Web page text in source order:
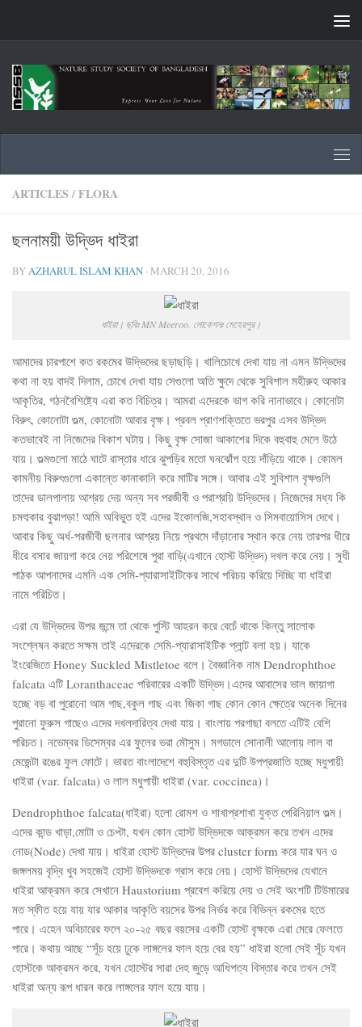
ARTICLES /FLORA
ছলনাময়ী উদ্ভিদ ধাইরা
BYAZHARUL ISLAM KHAN · MARCH 20, 2016
ধাইরা। ছবিঃ MN Meeroo. লোকেশনঃ মেহেরপুর।
আমাদের চারপাশে কত রকমের উদ্ভিদের ছড়াছড়ি। খালিচোখে দেখা যায় না এমন উদ্ভিদের
কথা না হয় বাদই দিলাম, চোখে দেখা যায় সেগুলো অতি ক্ষুদে থেকে সুবিশাল মহীরুহ আকার
আকৃতির, গঠনবৈশিষ্ট্যে এরা কত বিচিত্র। আমরা এদেরকে ভাগ করি নানাভাবে। কোনোটা
বিরুৎ, কোনোটা গুল্ম, কোনোটা আবার বৃক্ষ। প্রবল প্রাণশক্তিতে ভরপুর এসব উদ্ভিদ
কতভাবেই না নিজেদের বিকাশ ঘটায়। কিছু বৃক্ষ সোজা আকাশের দিকে বহুবাহু মেলে উঠে
যায়। গুল্মগুলো মাঠে ঘাটে রাস্তার ধারে ঝুপড়ির মতো ঘনঝোঁপ হয়ে দাঁড়িয়ে থাকে। কোমল
কামনীয় বিরুৎগুলো একান্তে কানাকানি করে মাটির সঙ্গে। আবার এই সুবিশাল বৃক্ষগুলি
তাদের ডালপালায় আশ্রয় দেয় অন্য সব পরজীবী ও পরাশ্রয়ি উদ্ভিদের। নিজেদের মধ্য কি
চমৎাকার বুঝাপড়া! আমি অবিভুত হই এদের ইকোলজি,সহাবস্থান ও সিমবায়োসিস দেখে।
আবার কিছু অর্ধ-পরজীবী ছলনার আশ্রয় নিয়ে প্রথমে দাঁড়ানোর স্থান করে নেয় তারপর ধীরে
ধীরে বসার জায়গা করে নেয় পরিশেষে পুরা বাড়ি(এখানে হোস্ট উদ্ভিদ) দখল করে নেয়। সুধী
পাঠক আপনাদের এমনি এক সেমি-প্যারাসাইটিকের সাথে পরিচয় করিয়ে দিচ্ছি যা ধাইরা
নামে পরিচিত।
এরা যে উদ্ভিদের উপর জন্মে তা থেকে পুস্টি আহরন করে বেচেঁ থাকে কিন্তু সালোক
সংশ্লেষন করতে সক্ষম তাই এদেরকে সেমি-প্যারাসাইটিক প্লান্ট বলা হয়। যাকে
ইংরেজিতে Honey Suckled Mistletoe বলে। বৈজ্ঞানিক নাম Dendrophthoe
falcata এটি Loranthaceae পরিবারের একটি উদ্ভিদ।এদের আবাসের ভাল জায়াগা
হচ্ছে বড় বা পুরোনো আম গাছ,বকুল গাছ এবং জিকা গাছ কোন কোন ক্ষেত্রে অনেক দিনের
পুরানো ফুরুস গাছেও এদের দখলদারিত্ব দেখা যায়। বাংলায় পরগাছা বলতে এটিই বেশি
পরিচত। নভেম্বর ডিসেম্বর এর ফুলের ভরা মৌসুম। মগডালে সোনালী আলোয় লাল বা
মেজেন্টা রঙের ফুল ফোটে। ভারত বাংলাদেশে বহুবিস্তৃত এর দুটি উপপ্রজাতি হচ্ছে মধুপায়ী
ধাইরা (var. falcata) ও লাল মধুপায়ী ধাইরা (var. coccinea)।
Dendrophthoe falcata(ধাইরা) হলো রোমশ ও শাখাপ্রশাখা যুক্ত পেরিনিয়াল গুল্ম।
এদের কান্ড খাড়া,মোটা ও চেপ্টা, যখন কোন হোস্ট উদ্ভিদকে আক্রমন করে তখন এদের
নোড(Node) দেখা যায়। ধাইরা হোস্ট উদ্ভিদের উপর cluster form করে যার ঘন ও
জঙ্গলময় বৃদ্বি খুব সহজেই হোস্ট উদ্ভিদকে গ্রাস করে নেয়। হোস্ট উদ্ভিদের যেখানে
ধাইরা আক্রমন করে সেখানে Haustorium প্রবেশ করিয়ে দেয় ও সেই অংশটি টিউমারের
মত স্ফীত হয়ে যায় যার আকার আকৃতি বয়সের উপর নির্ভর করে বিভিন্ন রকমের হতে
পারে। এহেন অবিচারের ফলে ২০-২৫ বছর বয়সের একটি হোস্ট বৃক্ষকে এরা মেরে ফেলতে
পারে। কথায় আছে “সূঁচ হয়ে ঢুকে লাঙ্গলের ফাল হয়ে বের হয়” ধাইরা হলো সেই সূঁচ যখন
হোস্টকে আক্রমন করে, যখন হোস্টের সারা দেহ জুড়ে আধিপত্য বিস্তার করে তখন সেই
ধাইরা অন্য রূপ ধারন করে লাঙ্গলের ফাল হয়ে যায়।